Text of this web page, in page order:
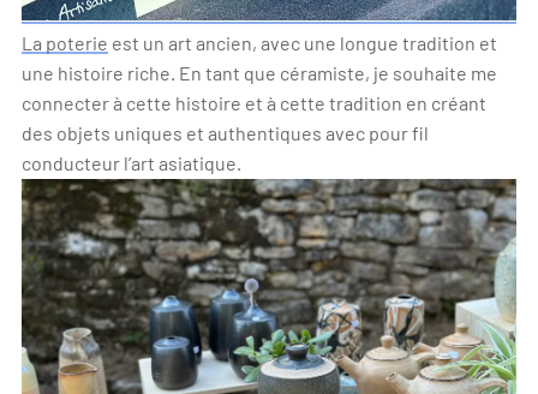
La poterie est un art ancien, avec une longue tradition et
une histoire riche. En tant que céramiste, je souhaite me
connecter à cette histoire et à cette tradition en créant
des objets uniques et authentiques avec pour fil
conducteur l’art asiatique.